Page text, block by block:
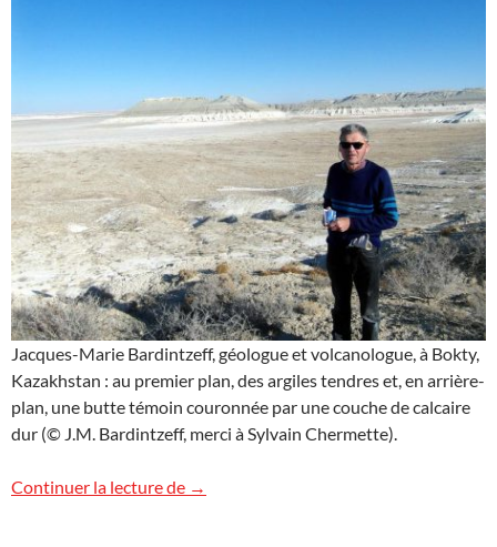
Jacques-Marie Bardintzeff, géologue et volcanologue, à Bokty,
Kazakhstan : au premier plan, des argiles tendres et, en arrière-
plan, une butte témoin couronnée par une couche de calcaire
dur (© J.M. Bardintzeff, merci à Sylvain Chermette).
Continuer la lecture de Argiles et calcaires à Bokty, Kazakhstan
→